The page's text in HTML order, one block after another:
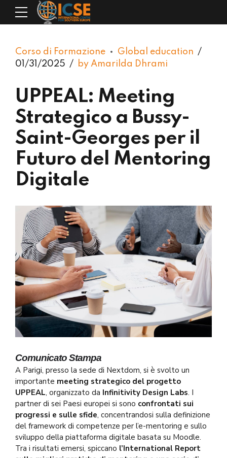
Corso di Formazione
Global education
01/31/2025
by Amarilda Dhrami
UPPEAL: Meeting
Strategico a Bussy-
Saint-Georges per il
Futuro del Mentoring
Digitale
Comunicato Stampa
A Parigi, presso la sede di Nextdom, si è svolto un
importante meeting strategico del progetto
UPPEAL, organizzato da Infinitivity Design Labs. I
partner di sei Paesi europei si sono confrontati sui
progressi e sulle sfide, concentrandosi sulla definizione
del framework di competenze per l’e-mentoring e sullo
sviluppo della piattaforma digitale basata su Moodle.
Tra i risultati emersi, spiccano l’International Report